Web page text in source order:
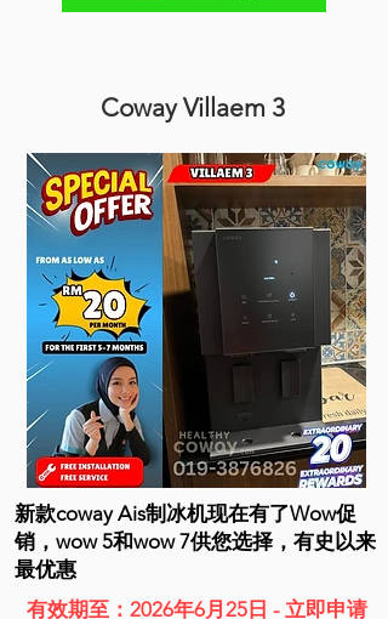
Coway Villaem 3
新款coway Ais制冰机现在有了Wow促
销，wow 5和wow 7供您选择，有史以来
最优惠
有效期至：2026年6月25日 - 立即申请